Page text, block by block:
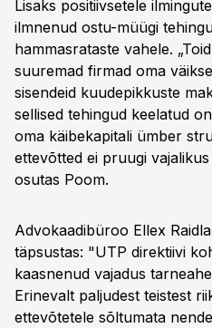
Lisaks positiivsetele
ilmnenud ostu-müügi
hammasrataste vahele.
suuremad firmad oma
sisendeid kuudepikkuste
sellised tehingud keelatud
oma käibekapitali ümber
ettevõtted ei pruugi
osutas Poom.
Advokaadibüroo Ellex
täpsustas: "UTP direktiivi
kaasnenud vajadus
Erinevalt paljudest teistest
ettevõtetele sõltumata